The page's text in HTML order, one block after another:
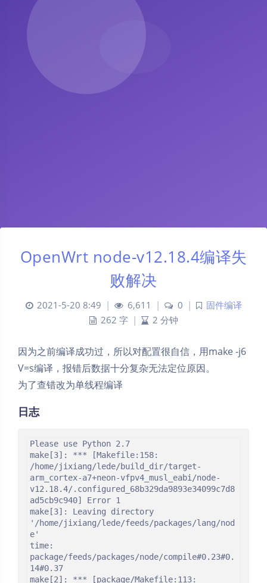
OpenWrt node-v12.18.4编译失
败解决
2021-5-20 8:49 | 6,611 | 0 |
固件编译
262 字 | 2 分钟
因为之前编译成功过，所以对配置很自信，用make -j6
V=s编译，报错后数据十分复杂无法定位原因。
为了查错改为单线程编译
日志
Please use Python 2.7
make[3]: *** [Makefile:158:
/home/jixiang/lede/build_dir/target-
arm_cortex-a7+neon-vfpv4_musl_eabi/node-
v12.18.4/.configured_68b329da9893e34099c7d8
ad5cb9c940] Error 1
make[3]: Leaving directory
'/home/jixiang/lede/feeds/packages/lang/nod
e'
time:
package/feeds/packages/node/compile#0.23#0.
14#0.37
make[2]: *** [package/Makefile:113: